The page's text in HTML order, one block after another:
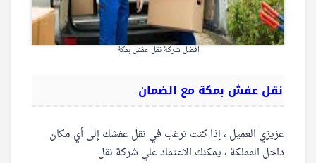
افضل شركة نقل عفش بمكة
نقل عفش بمكة مع الضمان
عزيزي العميل ، إذا كنت ترغب في نقل عفشك إلى أي مكان
داخل المملكة ، يمكنك الاعتماد علي شركة نقل